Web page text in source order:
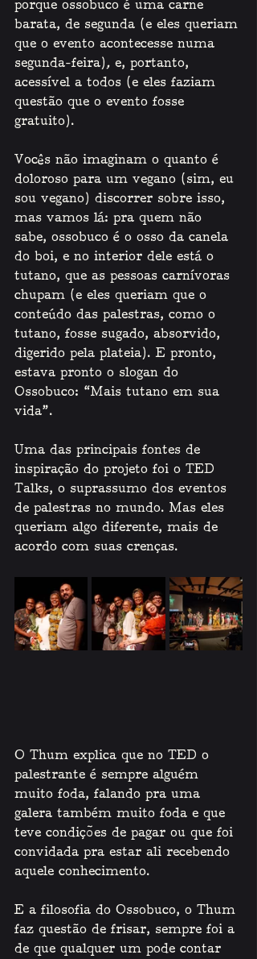
porque ossobuco é uma carne
barata, de segunda (e eles queriam
que o evento acontecesse numa
segunda-feira), e, portanto,
acessível a todos (e eles faziam
questão que o evento fosse
gratuito).
Vocês não imaginam o quanto é
doloroso para um vegano (sim, eu
sou vegano) discorrer sobre isso,
mas vamos lá: pra quem não
sabe, ossobuco é o osso da canela
do boi, e no interior dele está o
tutano, que as pessoas carnívoras
chupam (e eles queriam que o
conteúdo das palestras, como o
tutano, fosse sugado, absorvido,
digerido pela plateia). E pronto,
estava pronto o slogan do
Ossobuco: “Mais tutano em sua
vida”.
Uma das principais fontes de
inspiração do projeto foi o TED
Talks, o suprassumo dos eventos
de palestras no mundo. Mas eles
queriam algo diferente, mais de
acordo com suas crenças.
O Thum explica que no TED o
palestrante é sempre alguém
muito foda, falando pra uma
galera também muito foda e que
teve condições de pagar ou que foi
convidada pra estar ali recebendo
aquele conhecimento.
E a filosofia do Ossobuco, o Thum
faz questão de frisar, sempre foi a
de que qualquer um pode contar